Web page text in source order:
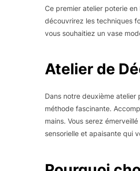
Ce premier atelier poterie
découvrirez les techniques
vous souhaitiez un vase
Atelier de
Dans notre deuxième atelier
méthode fascinante.
mains. Vous serez
sensorielle et apaisante qui